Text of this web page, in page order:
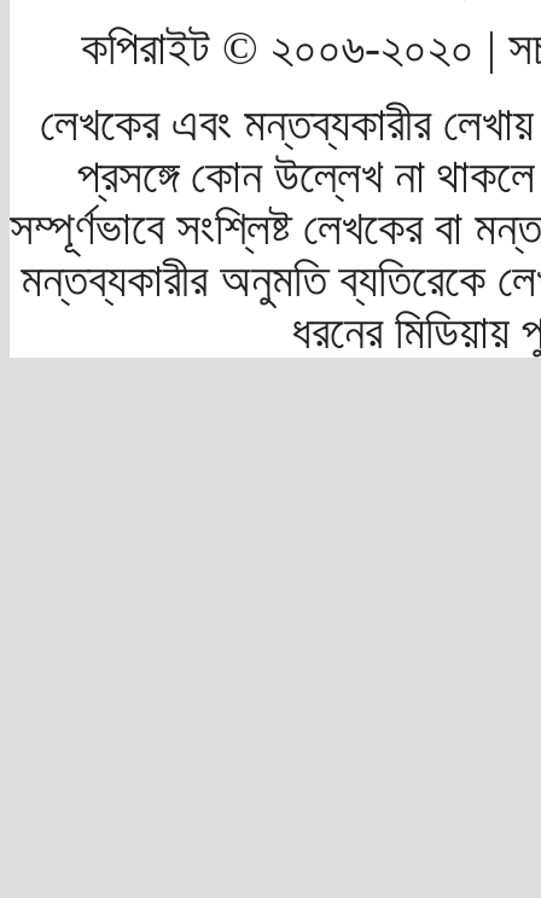
কপিরাইট © ২০০৬-২০২০ |
লেখকের এবং মন্তব্যকারীর
প্রসঙ্গে কোন উল্লেখ না
সম্পূর্ণভাবে সংশ্লিষ্ট লেখকের বা
মন্তব্যকারীর অনুমতি ব্যতিরেকে
ধরনের মিডিয়ায়